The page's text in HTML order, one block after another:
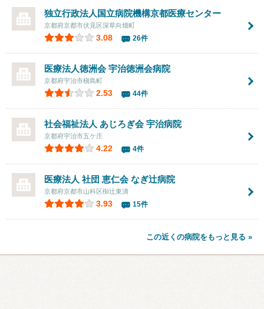
独立行政法人国立病院機構京都医療センター
京都府京都市伏見区深草向畑町
3.08 26件
医療法人徳洲会宇治徳洲会病院
京都府宇治市槇島町
2.53 44件
社会福祉法人 あじろぎ会宇治病院
京都府宇治市五ケ庄
4.22 4件
医療法人 社団 恵仁会なぎ辻病院
京都府京都市山科区椥辻東潰
3.93 15件
この近くの病院をもっと見る »